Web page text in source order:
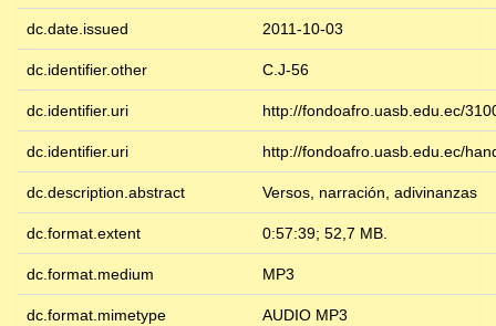
dc.date.issued 2011-10-03
dc.identifier.other C.J-56
dc.identifier.uri http://fondoafro.uasb.edu.ec/
dc.identifier.uri http://fondoafro.uasb.edu.ec/
dc.description.abstract Versos, narración, adivinanzas
dc.format.extent 0:57:39; 52,7 MB.
dc.format.medium MP3
dc.format.mimetype AUDIO MP3